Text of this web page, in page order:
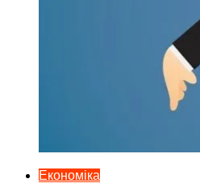
Економіка